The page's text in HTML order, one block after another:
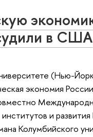
в США
(Нью-
экономия
и
Колумбийского